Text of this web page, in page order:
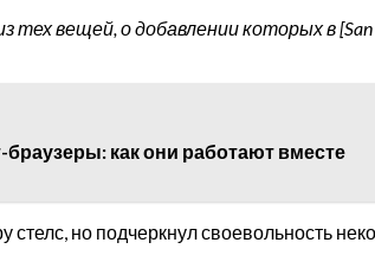
тех вещей, о добавлении которых в
браузеры: как они работают вместе
но подчеркнул своевольность